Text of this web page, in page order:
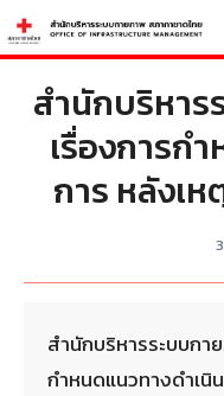
Skip
to
สำนักบริหาร
เรื่องการก
การ หลังเ
สำนักบริหารระบบกา
กำหนดแนวทางดำเ